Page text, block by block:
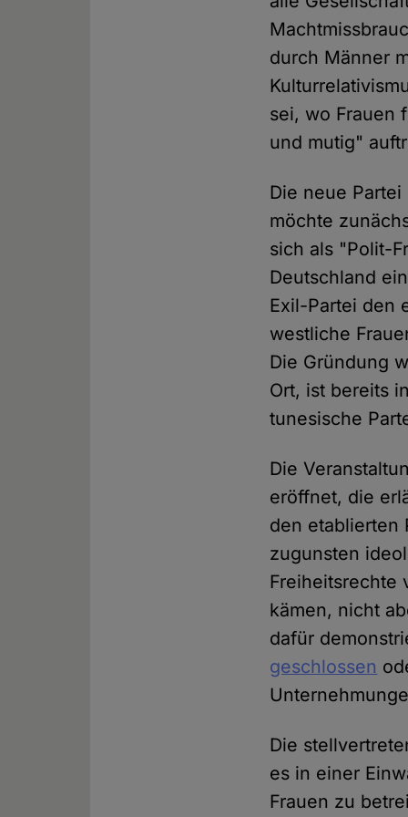
durch Männer
sei, wo Frauen
und mutig"
Die neue
möchte
sich als "Polit-
Deutschland
Exil-Partei den
westliche
Die Gründung
Ort, ist bereits
tunesische
Die
eröffnet, die
den etablierten
zugunsten
Freiheitsrechte
kämen, nicht
dafür
geschlossen
Die
es in einer
Frauen zu